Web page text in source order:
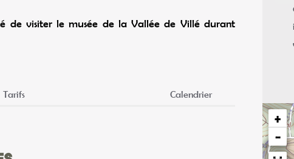
de visiter le musée de la Vallée de Villé durant
Tarifs Calendrier
+
−